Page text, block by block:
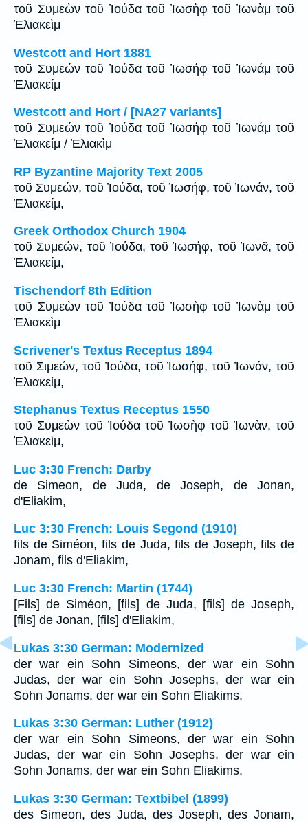
τοῦ Συμεὼν τοῦ Ἰούδα τοῦ Ἰωσὴφ τοῦ Ἰωνὰμ τοῦ
Ἐλιακεὶμ
Westcott and Hort 1881
τοῦ Συμεών τοῦ Ἰούδα τοῦ Ἰωσήφ τοῦ Ἰωνάμ τοῦ
Ἐλιακείμ
Westcott and Hort / [NA27 variants]
τοῦ Συμεών τοῦ Ἰούδα τοῦ Ἰωσήφ τοῦ Ἰωνάμ τοῦ
Ἐλιακείμ / Ἐλιακὶμ
RP Byzantine Majority Text 2005
τοῦ Συμεών, τοῦ Ἰούδα, τοῦ Ἰωσήφ, τοῦ Ἰωνάν, τοῦ
Ἐλιακείμ,
Greek Orthodox Church 1904
τοῦ Συμεών, τοῦ Ἰούδα, τοῦ Ἰωσήφ, τοῦ Ἰωνᾶ, τοῦ
Ἐλιακείμ,
Tischendorf 8th Edition
τοῦ Συμεὼν τοῦ Ἰούδα τοῦ Ἰωσὴφ τοῦ Ἰωνὰμ τοῦ
Ἐλιακεὶμ
Scrivener's Textus Receptus 1894
τοῦ Σιμεών, τοῦ Ἰούδα, τοῦ Ἰωσήφ, τοῦ Ἰωνάν, τοῦ
Ἐλιακείμ,
Stephanus Textus Receptus 1550
τοῦ Συμεὼν τοῦ Ἰούδα τοῦ Ἰωσὴφ τοῦ Ἰωνὰν, τοῦ
Ἐλιακεὶμ,
Luc 3:30 French: Darby
de Simeon, de Juda, de Joseph, de Jonan,
d'Eliakim,
Luc 3:30 French: Louis Segond (1910)
fils de Siméon, fils de Juda, fils de Joseph, fils de
Jonam, fils d'Eliakim,
Luc 3:30 French: Martin (1744)
[Fils] de Siméon, [fils] de Juda, [fils] de Joseph,
[fils] de Jonan, [fils] d'Eliakim,
Lukas 3:30 German: Modernized
der war ein Sohn Simeons, der war ein Sohn
Judas, der war ein Sohn Josephs, der war ein
Sohn Jonams, der war ein Sohn Eliakims,
Lukas 3:30 German: Luther (1912)
der war ein Sohn Simeons, der war ein Sohn
Judas, der war ein Sohn Josephs, der war ein
Sohn Jonams, der war ein Sohn Eliakims,
Lukas 3:30 German: Textbibel (1899)
des Simeon, des Juda, des Joseph, des Jonam,